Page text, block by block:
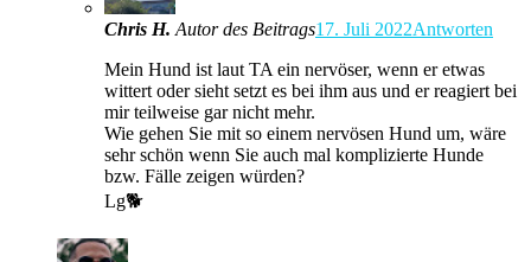
Chris H. Autor des Beitrags17. Juli 2022Antworten
Mein Hund ist laut TA ein nervöser, wenn er etwas
wittert oder sieht setzt es bei ihm aus und er reagiert bei
mir teilweise gar nicht mehr.
Wie gehen Sie mit so einem nervösen Hund um, wäre
sehr schön wenn Sie auch mal komplizierte Hunde
bzw. Fälle zeigen würden?
Lg🐕